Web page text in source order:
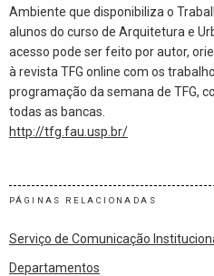
Ambiente que disponibiliza o
alunos do curso de Arquitetura e
acesso pode ser feito por autor,
à revista TFG online com os
programação da semana de TFG,
todas as bancas.
http://tfg.fau.usp.br/
PÁGINAS RELACIONADAS
Serviço de Comunicação
Departamentos